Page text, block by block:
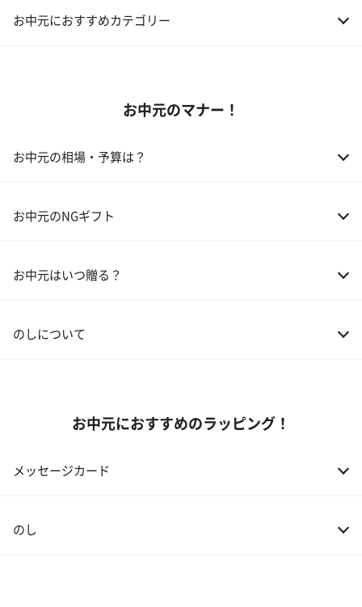
お中元におすすめカテゴリー
03 ギフトカタログ
お中元のマナー！
お中元の相場・予算は？
02 兄弟、姉妹 3,000～5,000円
04 会社の上司 5,000円程度
お中元のNGギフト
お中元はいつ贈る？
のしについて
お中元におすすめのラッピング！
メッセージカード
のし